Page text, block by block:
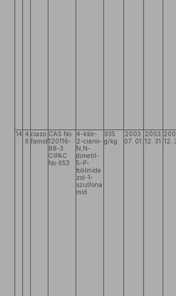
14 4
6
ciazo
famid
CAS No
120116-
88-3
CIPAC
No 653
4-klór-
2-ciano-
N,N-
dimetil-
5-P-
tolilmida
zol-1-
szulfona
mid
935
g/kg
2003.
07. 01.
2003.
12. 31. 12.